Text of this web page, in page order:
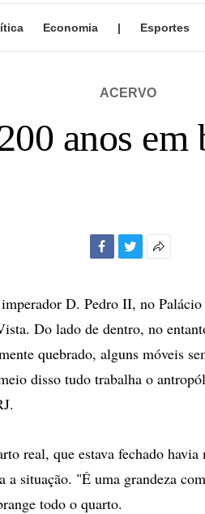
Economia | Esportes
ACERVO
anos em
D. Pedro II, no
Do lado de dentro, no
quebrado, alguns móveis
disso tudo trabalha o
real, que estava fechado
a situação. "É uma grandeza
todo o quarto.